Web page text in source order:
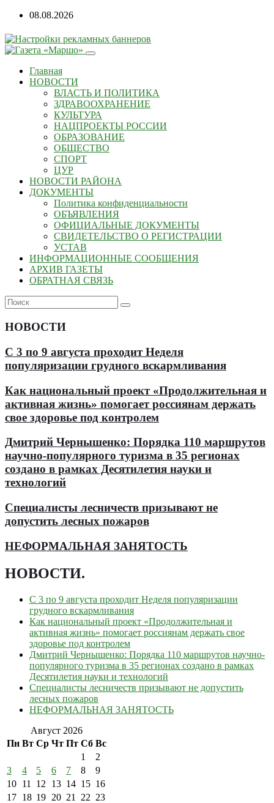
08.08.2026
Главная
НОВОСТИ
ВЛАСТЬ И ПОЛИТИКА
ЗДРАВООХРАНЕНИЕ
КУЛЬТУРА
НАЦПРОЕКТЫ РОССИИ
ОБРАЗОВАНИЕ
ОБЩЕСТВО
СПОРТ
ЦУР
НОВОСТИ РАЙОНА
ДОКУМЕНТЫ
Политика конфиденциальности
ОБЪЯВЛЕНИЯ
ОФИЦИАЛЬНЫЕ ДОКУМЕНТЫ
СВИДЕТЕЛЬСТВО О РЕГИСТРАЦИИ
УСТАВ
ИНФОРМАЦИОННЫЕ СООБЩЕНИЯ
АРХИВ ГАЗЕТЫ
ОБРАТНАЯ СВЯЗЬ
НОВОСТИ
С 3 по 9 августа проходит Неделя
популяризации грудного вскармливания
Как национальный проект «Продолжительная и
активная жизнь» помогает россиянам держать
свое здоровье под контролем
Дмитрий Чернышенко: Порядка 110 маршрутов
научно-популярного туризма в 35 регионах
создано в рамках Десятилетия науки и
технологий
Специалисты лесничеств призывают не
допустить лесных пожаров
НЕФОРМАЛЬНАЯ ЗАНЯТОСТЬ
НОВОСТИ.
С 3 по 9 августа проходит Неделя популяризации
грудного вскармливания
Как национальный проект «Продолжительная и
активная жизнь» помогает россиянам держать свое
здоровье под контролем
Дмитрий Чернышенко: Порядка 110 маршрутов научно-
популярного туризма в 35 регионах создано в рамках
Десятилетия науки и технологий
Специалисты лесничеств призывают не допустить
лесных пожаров
НЕФОРМАЛЬНАЯ ЗАНЯТОСТЬ
Август 2026
Пн Вт Ср Чт Пт Сб Вс
1
2
3
4 5 6 7 8
9
10 11 12 13 14 15 16
17 18 19 20 21 22 23